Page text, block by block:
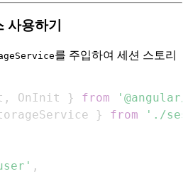
사용하기
를 주입하여 세션 스토리
, OnInit } from
} from './
,